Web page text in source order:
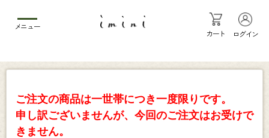
メニュー
カート ログイン
ご注文の商品は一世帯につき一度限りです。
申し訳ございませんが、今回のご注文はお受けで
きません。